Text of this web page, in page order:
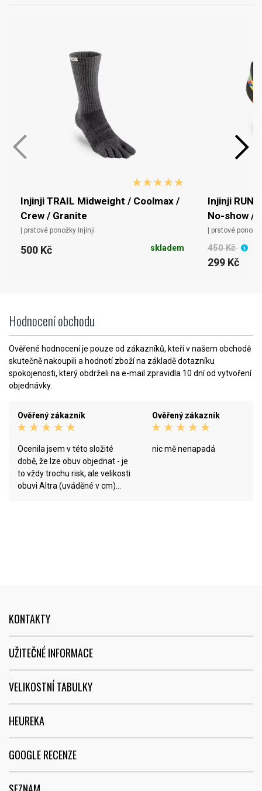
Injinji TRAIL Midweight / Coolmax /
Crew / Granite
| prstové ponožky Injinji
500 Kč skladem
Injinji RUN
No-show /
| prstové
450 Kč
299 Kč
Hodnocení obchodu
Ověřené hodnocení je pouze od zákazníků, kteří v našem obchodě
skutečně nakoupili a hodnotí zboží na základě dotazníku
spokojenosti, který obdrželi na e-mail zpravidla 10 dní od vytvoření
objednávky.
Ověřený zákazník
Ocenila jsem v této složité
době, že lze obuv objednat - je
to vždy trochu risk, ale velikosti
obuvi Altra (uváděné v cm)
Ověřený zákazník
nic mě nenapadá
KONTAKTY
UŽITEČNÉ INFORMACE
VELIKOSTNÍ TABULKY
HEUREKA
GOOGLE RECENZE